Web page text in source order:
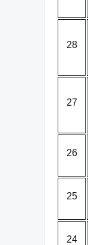
28
27
26
25
24